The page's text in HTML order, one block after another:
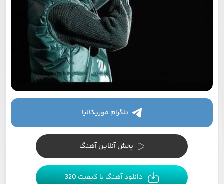
تلگرام موزیکالیا
پخش آنلاین آهنگ
دانلود آهنگ با کیفیت 320